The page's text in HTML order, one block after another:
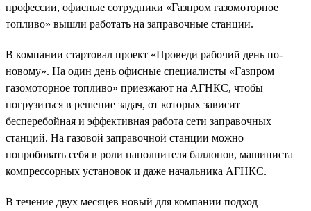
профессии, офисные сотрудники «Газпром газомоторное
топливо» вышли работать на заправочные станции.
В компании стартовал проект «Проведи рабочий день по-
новому». На один день офисные специалисты «Газпром
газомоторное топливо» приезжают на АГНКС, чтобы
погрузиться в решение задач, от которых зависит
бесперебойная и эффективная работа сети заправочных
станций. На газовой заправочной станции можно
попробовать себя в роли наполнителя баллонов, машиниста
компрессорных установок и даже начальника АГНКС.
В течение двух месяцев новый для компании подход